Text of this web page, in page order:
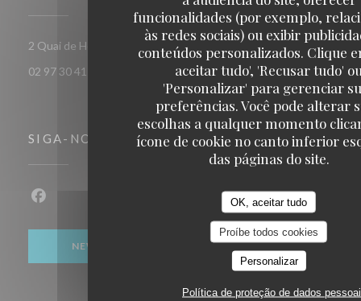
funcionalidades (por exemplo,
às redes sociais) ou exibir
conteúdos personalizados. Clique
aceitar tudo', 'Recusar tudo'
'Personalizar' para gerenciar
preferências. Você pode alterar
escolhas a qualquer momento
ícone de cookie no canto inferior
das páginas do site.
OK, aceitar tudo
Proíbe todos cookies
Personalizar
Política de proteção de dados
2 Quai de Houat 56170 Quiberon ((abre numa nova janela))
02 97 30 41 86
SIGA-NOS
Facebook ((abre numa nova janela))
NEWSLETTER